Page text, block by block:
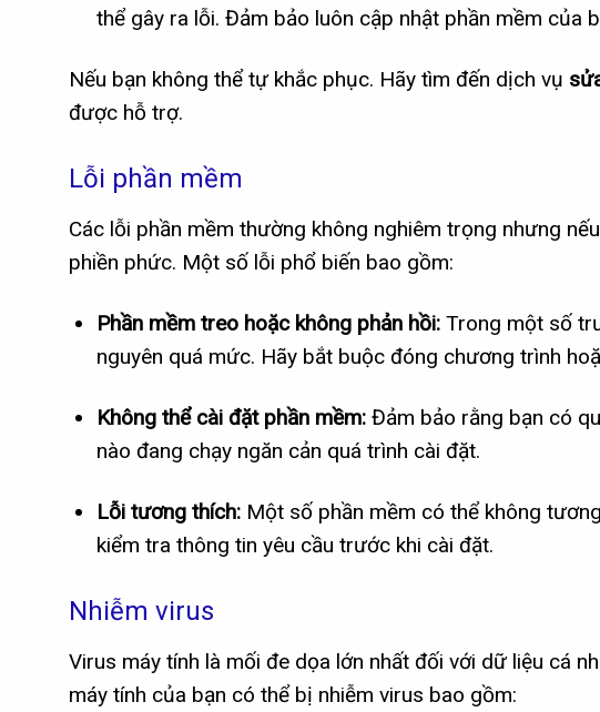
thể gây ra lỗi. Đảm bảo luôn cập nhật phần mềm của
Nếu bạn không thể tự khắc phục. Hãy tìm đến dịch vụ
được hỗ trợ.
Lỗi phần mềm
Các lỗi phần mềm thường không nghiêm trọng nhưng
phiền phức. Một số lỗi phổ biến bao gồm:
Phần mềm treo hoặc không phản hồi:Trong một số
nguyên quá mức. Hãy bắt buộc đóng chương trình
Không thể cài đặt phần mềm:Đảm bảo rằng bạn có
nào đang chạy ngăn cản quá trình cài đặt.
Lỗi tương thích:Một số phần mềm có thể không
kiểm tra thông tin yêu cầu trước khi cài đặt.
Nhiễm virus
Virus máy tính là mối đe dọa lớn nhất đối với dữ liệu cá
máy tính của bạn có thể bị nhiễm virus bao gồm: